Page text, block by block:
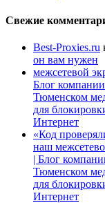
Свежие
Best-Proxies.ru
он вам нужен
межсетевой
Блог
Тюменском
для
Интернет
«Код
наш
| Блог
Тюменском
для
Интернет